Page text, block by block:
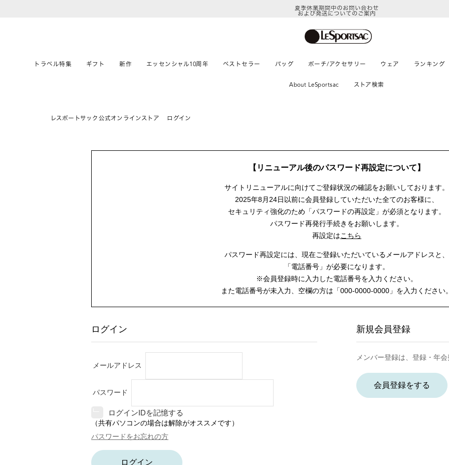
夏季休業期間中のお問い合わせ
および発送についてのご案内
トラベル特集 ギフト 新作 エッセンシャル10周年 ベストセラー バッグ ポーチ/アクセサリー ウェア ランキング
About LeSportsac ストア検索
レスポートサック公式オンラインストア ログイン
【リニューアル後のパスワード再設定について】
サイトリニューアルに向けてご登録状況の確認をお願いしております。
2025年8月24日以前に会員登録していただいた全てのお客様に、
セキュリティ強化のため「パスワードの再設定」が必須となります。
パスワード再発行手続きをお願いします。
再設定はこちら
パスワード再設定には、 現在ご登録いただいているメールアドレスと、
「電話番号」が必要になります。
※会員登録時に入力した電話番号を入力ください。
また電話番号が未入力、空欄の方は 「000-0000-0000」を入力ください。
ログイン
メールアドレス
パスワード
ログインIDを記憶する
（共有パソコンの場合は解除がオススメです）
パスワードをお忘れの方
ログイン
新規会員登録
メンバー登録は、登録・年会
会員登録をする